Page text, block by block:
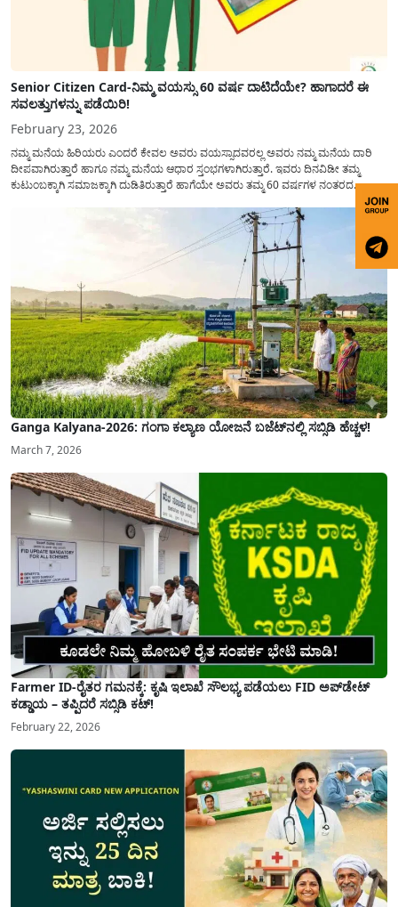
Senior Citizen Card-ನಿಮ್ಮ ವಯಸ್ಸು 60 ವರ್ಷ ದಾಟಿದೆಯೇ? ಹಾಗಾದರೆ ಈ
ಸವಲತ್ತುಗಳನ್ನು ಪಡೆಯಿರಿ!
February 23, 2026
ನಮ್ಮ ಮನೆಯ ಹಿರಿಯರು ಎಂದರೆ ಕೇವಲ ಅವರು ವಯಸ್ಸಾದವರಲ್ಲ ಅವರು ನಮ್ಮ ಮನೆಯ ದಾರಿ
ದೀಪವಾಗಿರುತ್ತಾರೆ ಹಾಗೂ ನಮ್ಮ ಮನೆಯ ಆಧಾರ ಸ್ತಂಭಗಳಾಗಿರುತ್ತಾರೆ. ಇವರು ದಿನವಿಡೀ ತಮ್ಮ
ಕುಟುಂಬಕ್ಕಾಗಿ ಸಮಾಜಕ್ಕಾಗಿ ದುಡಿತಿರುತ್ತಾರೆ ಹಾಗೆಯೇ ಅವರು ತಮ್ಮ 60 ವರ್ಷಗಳ ನಂತರದ
ಜೀವನವನ್ನು ನೆಮ್ಮದಿಯಿಂದ ಕಳೆಯಬೇಕೆಂಬುದು ಪ್ರತಿಯೊಬ್ಬರ ಕನಸಾಗಿರುತ್ತದೆ ಆದ್ದರಿಂದ ಸರ್ಕಾರವು
Ganga Kalyana-2026: ಗಂಗಾ ಕಲ್ಯಾಣ ಯೋಜನೆ ಬಜೆಟ್‌ನಲ್ಲಿ ಸಬ್ಸಿಡಿ ಹೆಚ್ಚಳ!
March 7, 2026
Farmer ID-ರೈತರ ಗಮನಕ್ಕೆ: ಕೃಷಿ ಇಲಾಖೆ ಸೌಲಭ್ಯ ಪಡೆಯಲು FID ಅಪ್‌ಡೇಟ್
ಕಡ್ಡಾಯ – ತಪ್ಪಿದರೆ ಸಬ್ಸಿಡಿ ಕಟ್!
February 22, 2026